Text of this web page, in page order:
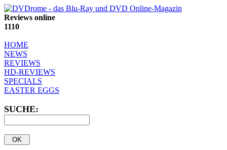
Reviews online
1110
HOME
NEWS
REVIEWS
HD-REVIEWS
SPECIALS
EASTER EGGS
SUCHE: